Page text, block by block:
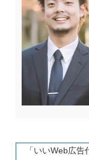
「いいWeb広告